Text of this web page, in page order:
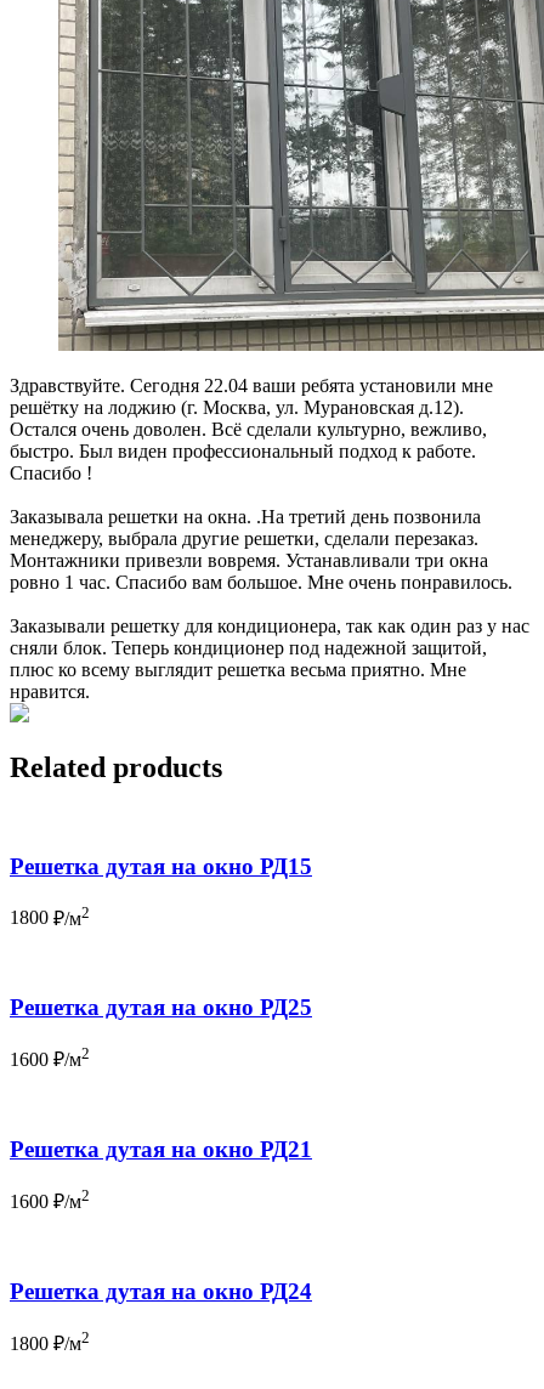
Здравствуйте. Сегодня 22.04 ваши ребята установили мне
решётку на лоджию (г. Москва, ул. Мурановская д.12).
Остался очень доволен. Всё сделали культурно, вежливо,
быстро. Был виден профессиональный подход к работе.
Спасибо !
Заказывала решетки на окна. .На третий день позвонила
менеджеру, выбрала другие решетки, сделали перезаказ.
Монтажники привезли вовремя. Устанавливали три окна
ровно 1 час. Спасибо вам большое. Мне очень понравилось.
Заказывали решетку для кондиционера, так как один раз у нас
сняли блок. Теперь кондиционер под надежной защитой,
плюс ко всему выглядит решетка весьма приятно. Мне
нравится.
Related products
Решетка дутая на окно РД15
1800 ₽/м2
Решетка дутая на окно РД25
1600 ₽/м2
Решетка дутая на окно РД21
1600 ₽/м2
Решетка дутая на окно РД24
1800 ₽/м2